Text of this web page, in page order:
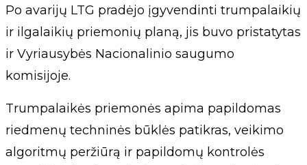
Po avarijų LTG pradėjo įgyvendinti trumpalaikių
ir ilgalaikių priemonių planą, jis buvo pristatytas
ir Vyriausybės Nacionalinio saugumo
komisijoje.
Trumpalaikės priemonės apima papildomas
riedmenų techninės būklės patikras, veikimo
algoritmų peržiūrą ir papildomų kontrolės